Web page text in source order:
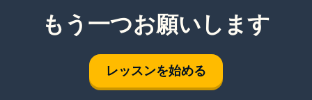
もう一つお願いします
レッスンを始める